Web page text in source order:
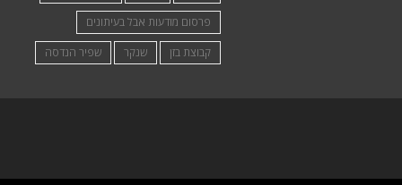
פרסום מודעות אבל בעיתונים
קבוצת בזן
שנקר שפיר הנדסה